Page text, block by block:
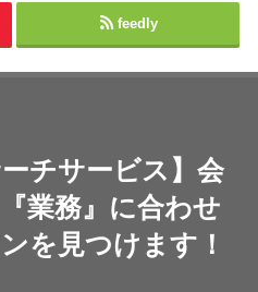
feedly
チサービス】会
業務』に合わせ
を見つけます！